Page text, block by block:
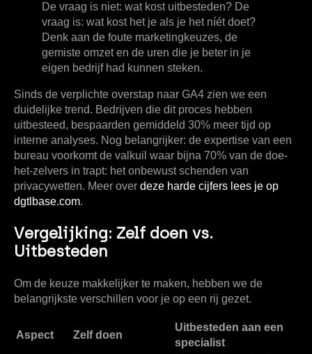
De vraag is niet: wat kost uitbesteden? De
vraag is: wat kost het je als je het níét doet?
Denk aan de foute marketingkeuzes, de
gemiste omzet en de uren die je beter in je
eigen bedrijf had kunnen steken.
Sinds de verplichte overstap naar GA4 zien we een
duidelijke trend. Bedrijven die dit proces hebben
uitbesteed, bespaarden gemiddeld 30% meer tijd op
interne analyses. Nog belangrijker: de expertise van een
bureau voorkomt de valkuil waar bijna 70% van de doe-
het-zelvers in trapt: het onbewust schenden van
privacywetten. Meer over deze harde cijfers lees je op
dgtlbase.com.
Vergelijking: Zelf doen vs.
Uitbesteden
Om de keuze makkelijker te maken, hebben we de
belangrijkste verschillen voor je op een rij gezet.
Aspect Zelf doen
Uitbesteden aan een
specialist